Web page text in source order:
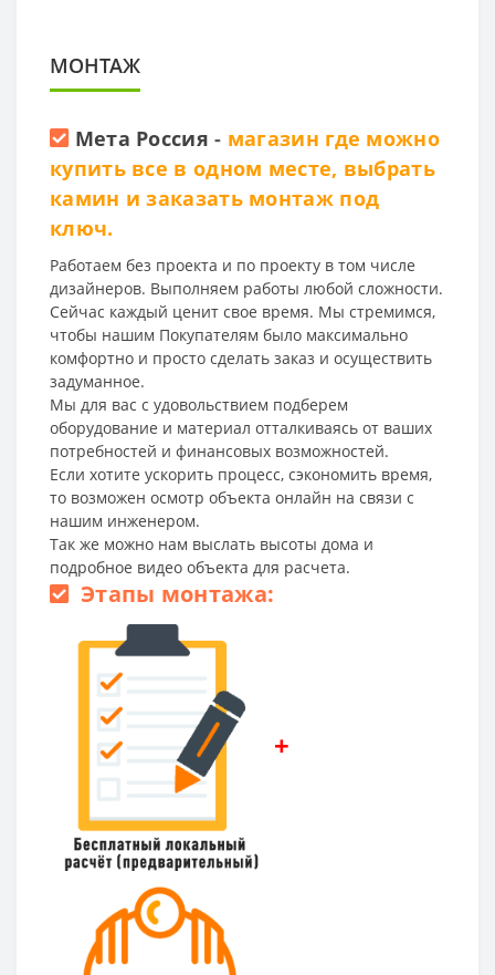
МОНТАЖ
Мета Россия - магазин где можно
купить все в одном месте, выбрать
камин и заказать монтаж под
ключ.
Работаем без проекта и по проекту в том числе
дизайнеров. Выполняем работы любой сложности.
Сейчас каждый ценит свое время. Мы стремимся,
чтобы нашим Покупателям было максимально
комфортно и просто сделать заказ и осуществить
задуманное.
Мы для вас с удовольствием подберем
оборудование и материал отталкиваясь от ваших
потребностей и финансовых возможностей.
Если хотите ускорить процесс, сэкономить время,
то возможен осмотр объекта онлайн на связи с
нашим инженером.
Так же можно нам выслать высоты дома и
подробное видео объекта для расчета.
Этапы монтажа:
+